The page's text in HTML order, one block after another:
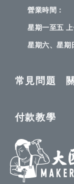
營業時間：
星期一至五
星期六、星
常見問題
付款教學